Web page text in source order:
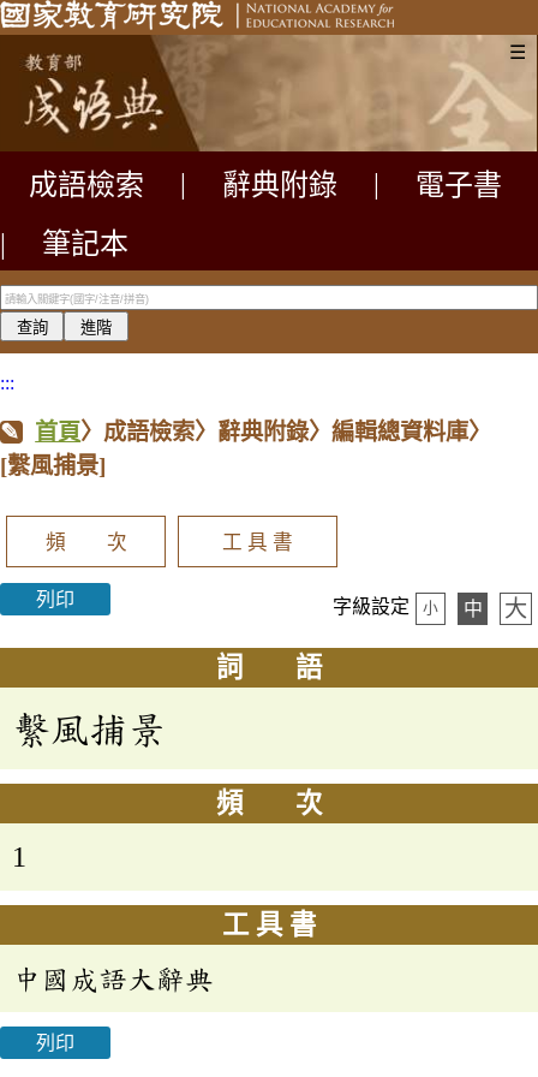
☰
成語檢索 辭典附錄
電子書
|
筆記本
:::
首頁〉成語檢索〉辭典附錄〉編輯總資料庫〉
[繫風捕景]
頻 次 工 具 書
列印 字級設定 小 中 大
詞 語
繫風捕景
頻 次
1
工 具 書
中國成語大辭典
列印